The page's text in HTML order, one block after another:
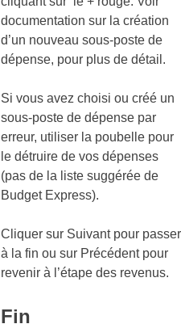
documentation sur la création
d’un nouveau sous-poste de
dépense, pour plus de détail.
Si vous avez choisi ou créé un
sous-poste de dépense par
erreur, utiliser la poubelle pour
le détruire de vos dépenses
(pas de la liste suggérée de
Budget Express).
Cliquer sur Suivant pour passer
à la fin ou sur Précédent pour
revenir à l’étape des revenus.
Fin